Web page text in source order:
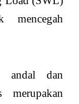
mencegah
andal dan
merupakan